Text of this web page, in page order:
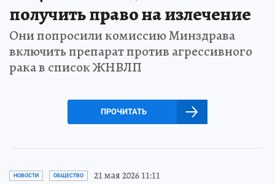
получить право на излечение
Они попросили комиссию Минздрава
включить препарат против агрессивного
рака в список ЖНВЛП
ПРОЧИТАТЬ
НОВОСТИ ОБЩЕСТВО 21 мая 2026 11:11